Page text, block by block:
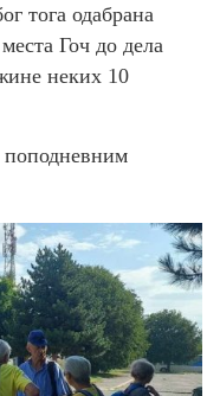
тога одабрана
Гоч до дела
неких 10
поподневним